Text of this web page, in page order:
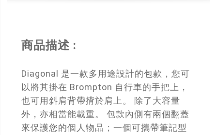
商品描述 :
Diagonal 是一款多用途設計的包款，您可
以將其掛在 Brompton 自行車的手把上，
也可用斜肩背帶揹於肩上。 除了大容量
外，亦相當能載重。 包款內側有兩個翻蓋
來保護您的個人物品；一個可攜帶筆記型